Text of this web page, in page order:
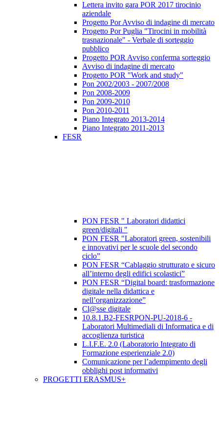
Lettera invito gara POR 2017 tirocinio
aziendale
Progetto Por Avviso di indagine di mercato
Progetto Por Puglia "Tirocini in mobilità
trasnazionale" - Verbale di sorteggio
pubblico
Progetto POR Avviso conferma sorteggio
Avviso di indagine di mercato
Progetto POR "Work and study"
Pon 2002/2003 - 2007/2008
Pon 2008-2009
Pon 2009-2010
Pon 2010-2011
Piano Integrato 2013-2014
Piano Integrato 2011-2013
FESR
PON FESR " Laboratori didattici
green/digitali "
PON FESR "Laboratori green, sostenibili
e innovativi per le scuole del secondo
ciclo”
PON FESR “Cablaggio strutturato e sicuro
all’interno degli edifici scolastici”
PON FESR “Digital board: trasformazione
digitale nella didattica e
nell’organizzazione”
Cl@sse digitale
10.8.1.B2-FESRPON-PU-2018-6 -
Laboratori Multimediali di Informatica e di
accoglienza turistica
L.I.F.E. 2.0 (Laboratorio Integrato di
Formazione esperienziale 2.0)
Comunicazione per l’adempimento degli
obblighi post informativi
PROGETTI ERASMUS+